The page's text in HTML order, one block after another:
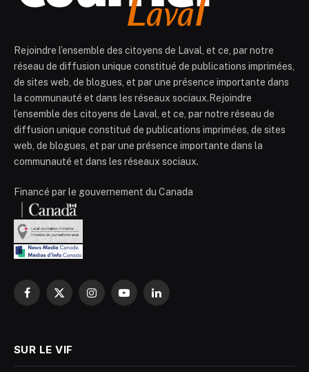
Rejoindre l’ensemble des citoyens de Laval, et ce, par notre
réseau de diffusion unique constitué de publications imprimées,
de sites web, de blogues, et par une présence importante dans
la communauté et dans les réseaux sociaux.Rejoindre
l’ensemble des citoyens de Laval, et ce, par notre réseau de
diffusion unique constitué de publications imprimées, de sites
web, de blogues, et par une présence importante dans la
communauté et dans les réseaux sociaux.
Financé par le gouvernement du Canada
Facebook
X
InstagramYouTubeLinkedIn
SUR LE VIF